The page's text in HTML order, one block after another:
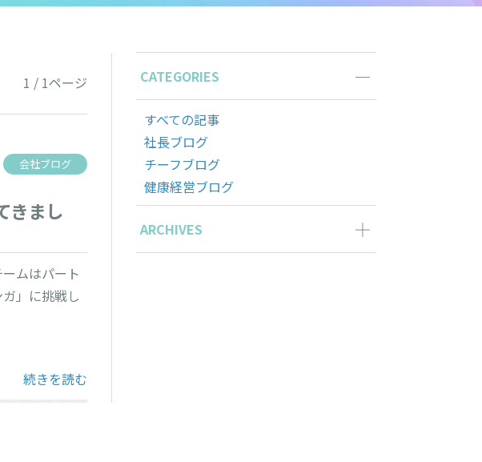
1 / 1ページ
会社ブログ
きまし
ムはパート
」に挑戦し
“「第10回 横浜あおぞらリレーマラソンin赤レンガ」に参加してきました！” の
続きを読む
CATEGORIES
すべての記事
社長ブログ
チーフブログ
健康経営ブログ
ARCHIVES